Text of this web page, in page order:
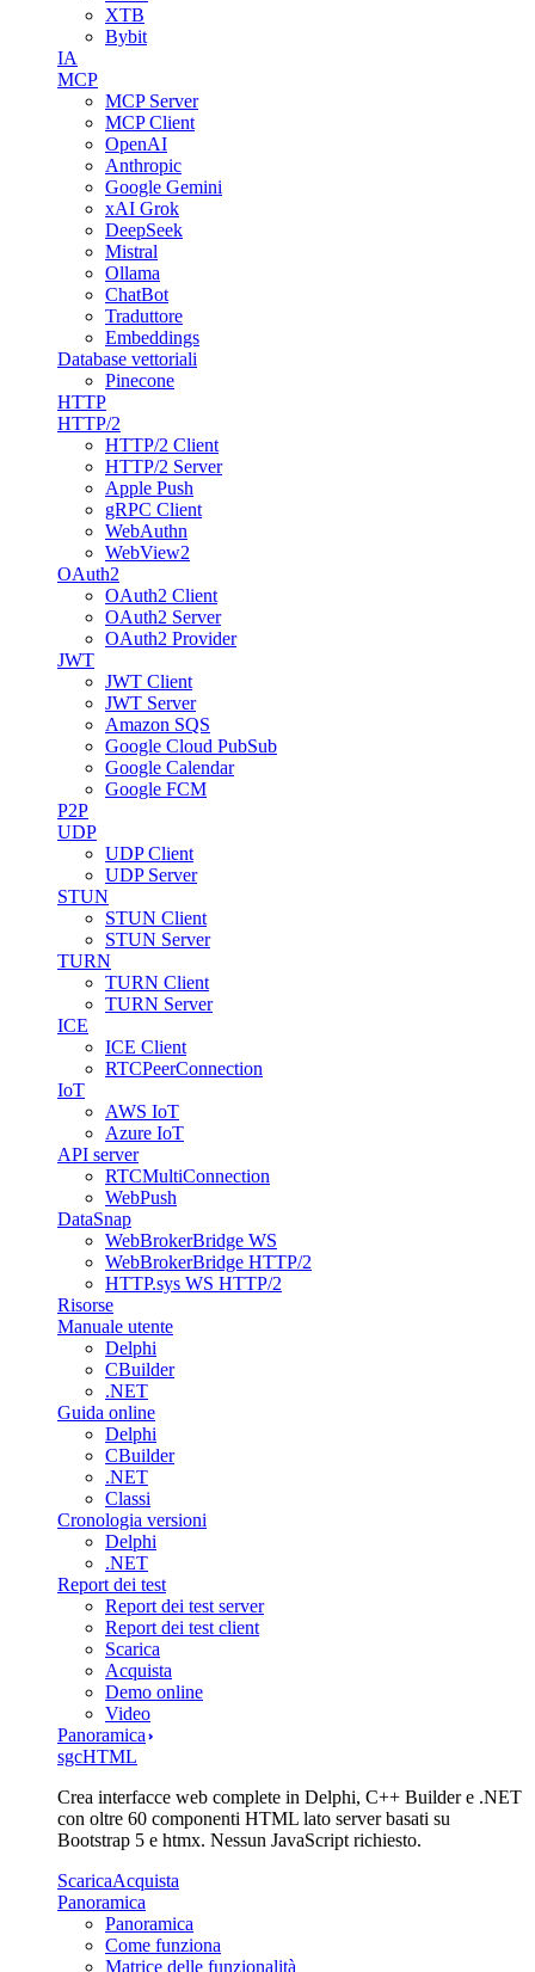
XTB
Bybit
IA
MCP
MCP Server
MCP Client
OpenAI
Anthropic
Google Gemini
xAI Grok
DeepSeek
Mistral
Ollama
ChatBot
Traduttore
Embeddings
Database vettoriali
Pinecone
HTTP
HTTP/2
HTTP/2 Client
HTTP/2 Server
Apple Push
gRPC Client
WebAuthn
WebView2
OAuth2
OAuth2 Client
OAuth2 Server
OAuth2 Provider
JWT
JWT Client
JWT Server
Amazon SQS
Google Cloud PubSub
Google Calendar
Google FCM
P2P
UDP
UDP Client
UDP Server
STUN
STUN Client
STUN Server
TURN
TURN Client
TURN Server
ICE
ICE Client
RTCPeerConnection
IoT
AWS IoT
Azure IoT
API server
RTCMultiConnection
WebPush
DataSnap
WebBrokerBridge WS
WebBrokerBridge HTTP/2
HTTP.sys WS HTTP/2
Risorse
Manuale utente
Delphi
CBuilder
.NET
Guida online
Delphi
CBuilder
.NET
Classi
Cronologia versioni
Delphi
.NET
Report dei test
Report dei test server
Report dei test client
Scarica
Acquista
Demo online
Video
Panoramica
sgcHTML
Crea interfacce web complete in Delphi, C++ Builder e .NET
con oltre 60 componenti HTML lato server basati su
Bootstrap 5 e htmx. Nessun JavaScript richiesto.
ScaricaAcquista
Panoramica
Panoramica
Come funziona
Matrice delle funzionalità